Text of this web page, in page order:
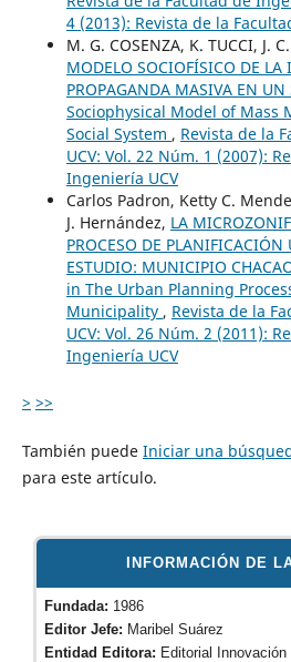
4 (2013): Revista de la
M. G. COSENZA, K. TUCCI, J.
MODELO SOCIOFÍSICO DE LA
PROPAGANDA MASIVA EN
Sociophysical Model of Mass
Social System , Revista de la
UCV: Vol. 22 Núm. 1 (2007):
Ingeniería UCV
Carlos Padron, Ketty C.
J. Hernández, LA
PROCESO DE PLANIFICACIÓN
ESTUDIO: MUNICIPIO
in The Urban Planning
Municipality , Revista de la
UCV: Vol. 26 Núm. 2 (2011):
Ingeniería UCV
> >>
También puede Iniciar una
para este artículo.
INFORMACIÓN DE
Fundada: 1986
Editor Jefe: Maribel Suárez
Entidad Editora: Editorial